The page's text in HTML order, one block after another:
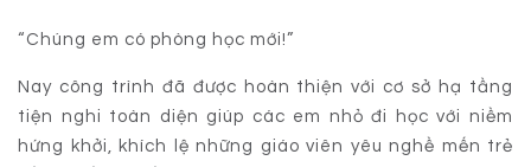
“Chúng em có phòng học mới!”
Nay công trình đã được hoàn thiện với cơ sở hạ tầng
tiện nghi toàn diện giúp các em nhỏ đi học với niềm
hứng khởi, khích lệ những giáo viên yêu nghề mến trẻ